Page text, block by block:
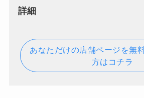
詳細
あなただけの店舗ページを無
方はコチラ